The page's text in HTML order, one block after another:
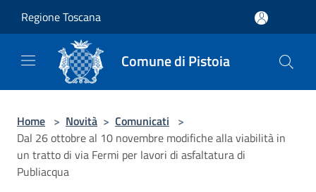
Regione Toscana
Comune di Pistoia
Home > Novità > Comunicati >
Dal 26 ottobre al 10 novembre modifiche alla viabilità in
un tratto di via Fermi per lavori di asfaltatura di
Publiacqua